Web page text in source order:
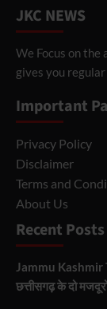
JKC NEWS
We Focus on
gives you
Important
Privacy Policy
Disclaimer
Terms and
About Us
Recent Posts
Jammu Kashmir
छत्तीसगढ़ के दो